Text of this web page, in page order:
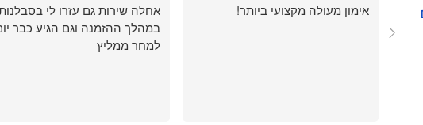
אימון מעולה מקצועי ביותר!
אחלה שירות גם עזרו לי
במהלך ההזמנה וגם הגיע כבר
למחר ממליץ